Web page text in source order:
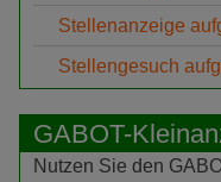
Stellenanzeige
Stellengesuch
GABOT-
Nutzen Sie den